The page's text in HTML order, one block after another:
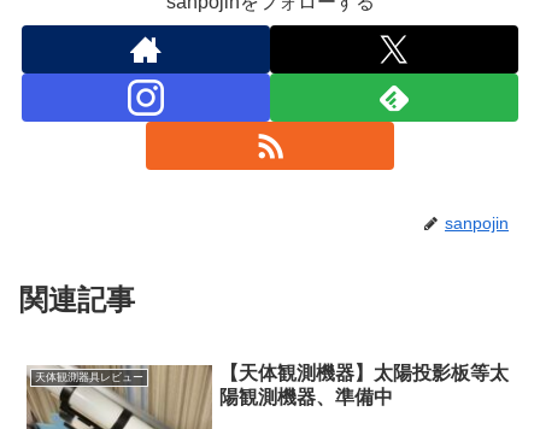
sanpojin
関連記事
天体観測器具レビュー
【天体観測機器】太陽投影板等太
陽観測機器、準備中